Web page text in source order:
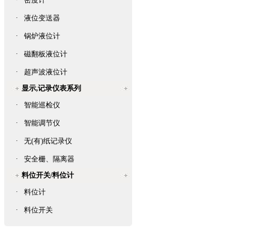
· 液位变送器
· 锅炉液位计
· 磁翻板液位计
·
超声波液位计
显示,记录仪表系列
·
智能巡检仪
· 智能调节仪
· 无(有)纸记录仪
·
安全栅、隔离器
料位开关/料位计
·
料位计
· 料位开关